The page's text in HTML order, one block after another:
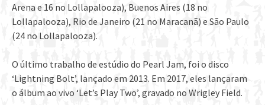
Arena e 16 no Lollapalooza), Buenos Aires (18 no
Lollapalooza), Rio de Janeiro (21 no Maracanã) e São Paulo
(24 no Lollapalooza).
O último trabalho de estúdio do Pearl Jam, foi o disco
‘Lightning Bolt’, lançado em 2013. Em 2017, eles lançaram
o álbum ao vivo ‘Let’s Play Two’, gravado no Wrigley Field.